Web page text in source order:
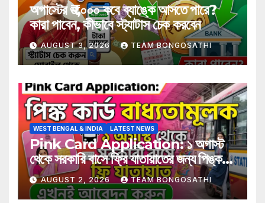
অগাস্টের ₹৩,০০০ কবে ব্যাঙ্কে আসতে পারে?
কারা পাবেন, কীভাবে স্ট্যাটাস চেক করবেন
AUGUST 3, 2026 TEAM BONGOSATHI
WEST BENGAL & INDIA LATEST NEWS
Pink Card Application: ১ অগাস্ট
থেকে সরকারি বাসে ফ্রি যাতায়াতের জন্য পিঙ্ক
কার্ড বাধ্যতামূলক? আবেদন করুন এখনই
AUGUST 2, 2026 TEAM BONGOSATHI